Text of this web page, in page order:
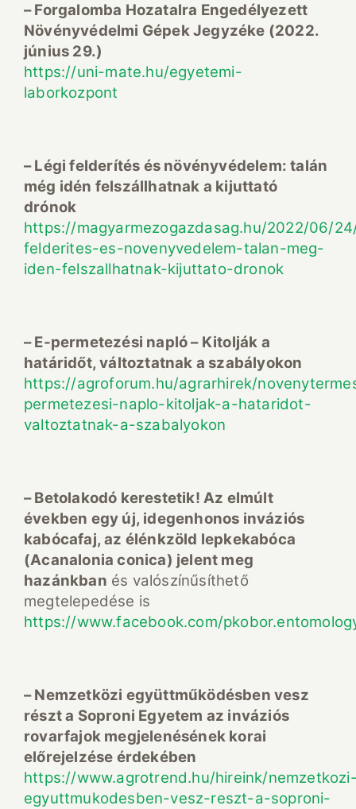
– Forgalomba Hozatalra Engedélyezett
Növényvédelmi Gépek Jegyzéke (2022.
június 29.)
https://uni-mate.hu/egyetemi-
laborkozpont
– Légi felderítés és növényvédelem: talán
még idén felszállhatnak a kijuttató
drónok
https://magyarmezogazdasag.hu/2022/06/
felderites-es-novenyvedelem-talan-meg-
iden-felszallhatnak-kijuttato-dronok
– E-permetezési napló – Kitolják a
határidőt, változtatnak a szabályokon
https://agroforum.hu/agrarhirek/
permetezesi-naplo-kitoljak-a-hataridot-
valtoztatnak-a-szabalyokon
– Betolakodó kerestetik! Az elmúlt
években egy új, idegenhonos inváziós
kabócafaj, az élénkzöld lepkekabóca
(Acanalonia conica) jelent meg
hazánkban és valószínűsíthető
megtelepedése is
https://www.facebook.com/
– Nemzetközi együttműködésben vesz
részt a Soproni Egyetem az inváziós
rovarfajok megjelenésének korai
előrejelzése érdekében
https://www.agrotrend.hu/hireink/
egyuttmukodesben-vesz-reszt-a-soproni-